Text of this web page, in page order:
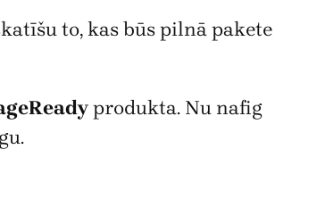
to, kas būs pilnā pakete
produkta. Nu nafig